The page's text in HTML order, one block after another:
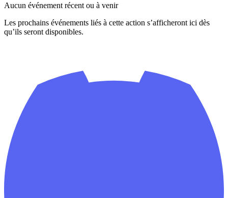
Aucun événement récent ou à venir
Les prochains événements liés à cette action s’afficheront ici dès
qu’ils seront disponibles.